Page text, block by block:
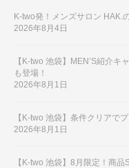
K-two発！メンズサロン HAK.
2026年8月4日
【K-two 池袋】MEN’S紹介
も登場！
2026年8月1日
【K-two 池袋】条件クリアで
2026年8月1日
【K-two 池袋】8月限定！商